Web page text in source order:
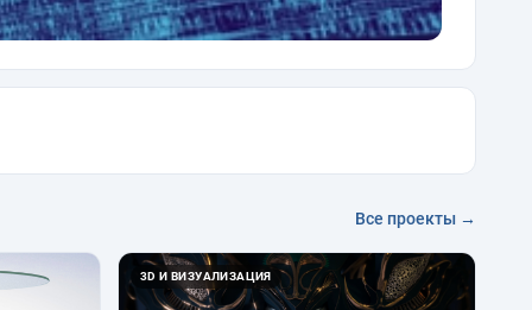
Все проекты →
3D И ВИЗУАЛИЗАЦИЯ